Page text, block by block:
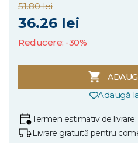
51.80 lei
36.26 lei
Reducere: -30%
Adaugă
Termen estimativ de livrare:
Livrare gratuită pentru